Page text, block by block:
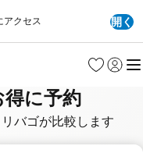
アクセス 開く
お気に入り
ログイ
メ
に予約
バゴが比較します